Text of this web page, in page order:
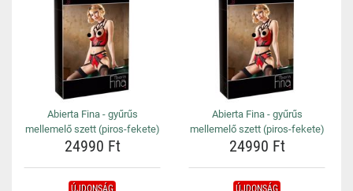
Abierta Fina - gyűrűs
mellemelő szett (piros-fekete)
24990 Ft
Abierta Fina - gyűrűs
mellemelő szett (piros-fekete)
24990 Ft
ÚJDONSÁG ÚJDONSÁG